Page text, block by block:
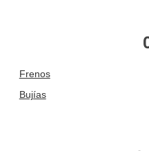
Frenos
Bujías